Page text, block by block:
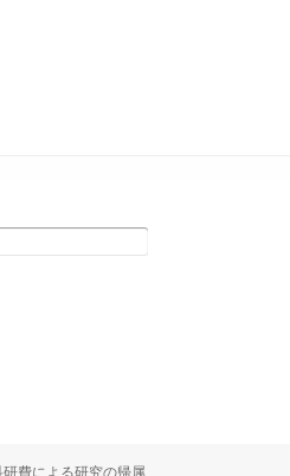
研費による研究の帰属